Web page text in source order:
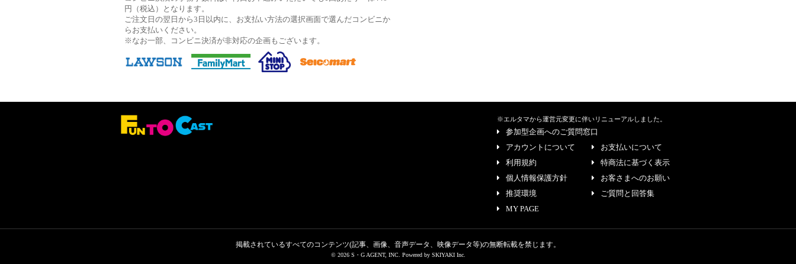
円（税込）となります。
ご注文日の翌日から3日以内に、お支払い方法の選択画面で選んだコンビニか
らお支払いください。
※なお一部、コンビニ決済が非対応の企画もございます。
※エルタマから運営元変更に伴いリニューアルしました。
参加型企画へのご質問窓口
アカウントについて
お支払いについて
利用規約
特商法に基づく表示
個人情報保護方針
お客さまへのお願い
推奨環境
ご質問と回答集
MY PAGE
掲載されているすべてのコンテンツ(記事、画像、音声データ、映像データ等)の無断転載を禁じます。
© 2026 S・G AGENT, INC. Powered by SKIYAKI Inc.